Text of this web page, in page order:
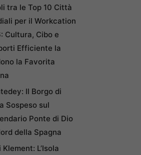
tra le Top 10 Città
per il Workcation
Cultura, Cibo e
Efficiente la
la Favorita
Il Borgo di
Sospeso sul
Ponte di Dio
della Spagna
L’Isola